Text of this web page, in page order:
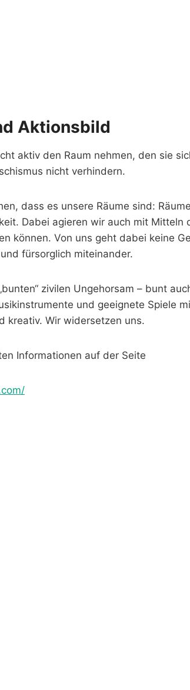
Aktionsbild
aktiv den Raum nehmen, den sie
nicht verhindern.
dass es unsere Räume sind:
Dabei agieren wir auch mit Mitteln
können. Von uns geht dabei keine
fürsorglich miteinander.
zivilen Ungehorsam – bunt
und geeignete Spiele
kreativ. Wir widersetzen uns.
Informationen auf der Seite